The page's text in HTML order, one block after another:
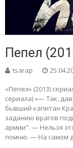
Пепел
tsarap
«Пепел» (2013)
сериала) «— Так,
бывший капитан
заданию врагов
армии". — Нельзя
помню. — На самом